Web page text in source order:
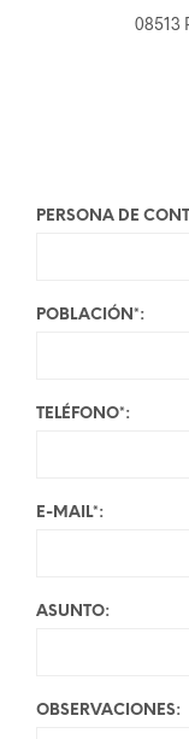
08513
PERSONA DE
POBLACIÓN*:
TELÉFONO*:
E-MAIL*:
ASUNTO:
OBSERVACIONES: